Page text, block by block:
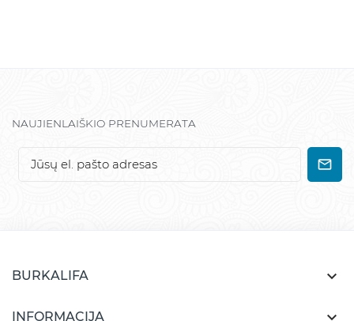
NAUJIENLAIŠKIO PRENUMERATA
BURKALIFA 
INFORMACIJA